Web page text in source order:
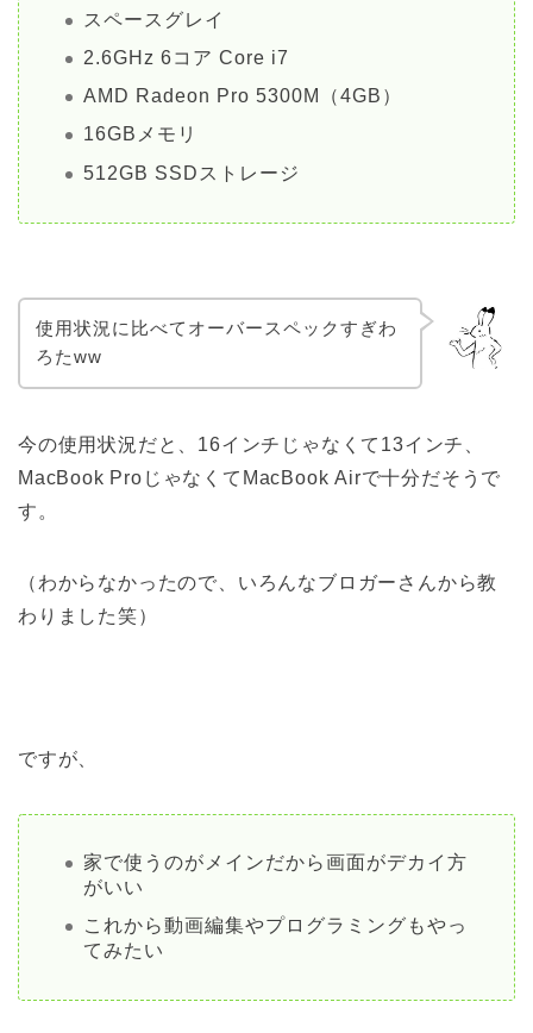
スペースグレイ
2.6GHz 6コア Core i7
AMD Radeon Pro 5300M（4GB）
16GBメモリ
512GB SSDストレージ
使用状況に比べてオーバースペックすぎわ
ろたww
今の使用状況だと、16インチじゃなくて13インチ、
MacBook ProじゃなくてMacBook Airで十分だそうで
す。
（わからなかったので、いろんなブロガーさんから教
わりました笑）
ですが、
家で使うのがメインだから画面がデカイ方
がいい
これから動画編集やプログラミングもやっ
てみたい